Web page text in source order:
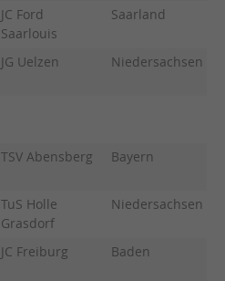
JC Ford
Saarlouis
Saarland
JG Uelzen Niedersachsen
TSV Abensberg Bayern
TuS Holle
Grasdorf
Niedersachsen
JC Freiburg Baden